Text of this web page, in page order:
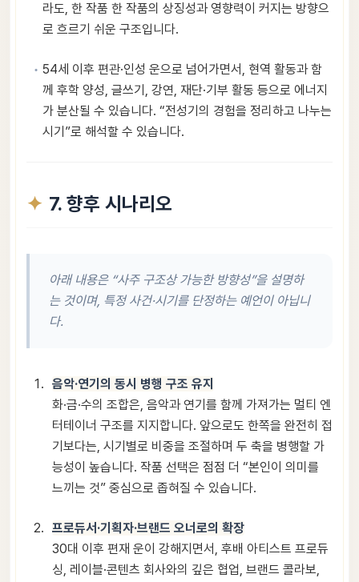
라도, 한 작품 한 작품의 상징성과 영향력이 커지는 방향으
로 흐르기 쉬운 구조입니다.
54세 이후 편관·인성 운으로 넘어가면서, 현역 활동과 함
께 후학 양성, 글쓰기, 강연, 재단·기부 활동 등으로 에너지
가 분산될 수 있습니다. “전성기의 경험을 정리하고 나누는
시기”로 해석할 수 있습니다.
7. 향후 시나리오
아래 내용은 “사주 구조상 가능한 방향성”을 설명하
는 것이며, 특정 사건·시기를 단정하는 예언이 아닙니
다.
음악·연기의 동시 병행 구조 유지
화·금·수의 조합은, 음악과 연기를 함께 가져가는 멀티 엔
터테이너 구조를 지지합니다. 앞으로도 한쪽을 완전히 접
기보다는, 시기별로 비중을 조절하며 두 축을 병행할 가
능성이 높습니다. 작품 선택은 점점 더 “본인이 의미를
느끼는 것” 중심으로 좁혀질 수 있습니다.
프로듀서·기획자·브랜드 오너로의 확장
30대 이후 편재 운이 강해지면서, 후배 아티스트 프로듀
싱, 레이블·콘텐츠 회사와의 깊은 협업, 브랜드 콜라보,